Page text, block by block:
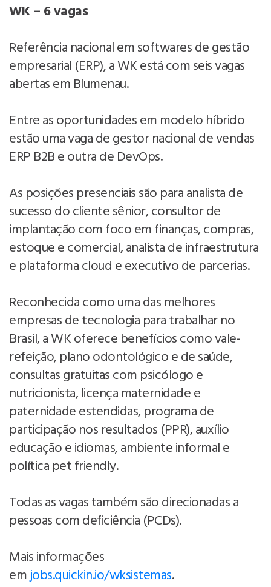
WK – 6 vagas
Referência nacional em softwares de gestão
empresarial (ERP), a WK está com seis vagas
abertas em Blumenau.
Entre as oportunidades em modelo híbrido
estão uma vaga de gestor nacional de vendas
ERP B2B e outra de DevOps.
As posições presenciais são para analista de
sucesso do cliente sênior, consultor de
implantação com foco em finanças, compras,
estoque e comercial, analista de infraestrutura
e plataforma cloud e executivo de parcerias.
Reconhecida como uma das melhores
empresas de tecnologia para trabalhar no
Brasil, a WK oferece benefícios como vale-
refeição, plano odontológico e de saúde,
consultas gratuitas com psicólogo e
nutricionista, licença maternidade e
paternidade estendidas, programa de
participação nos resultados (PPR), auxílio
educação e idiomas, ambiente informal e
política pet friendly.
Todas as vagas também são direcionadas a
pessoas com deficiência (PCDs).
Mais informações
emjobs.quickin.io/wksistemas.